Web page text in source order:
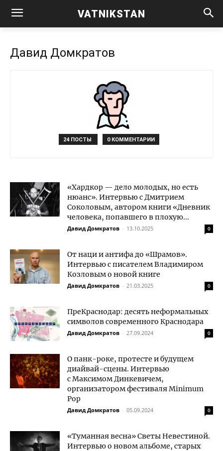
VATNIKSTAN
Давид Домкратов
24 ПОСТЫ 0 КОММЕНТАРИИ
«Хардкор — дело молодых, но есть
нюанс». Интервью с Дмитрием
Соколовым, автором книги «Дневник
человека, попавшего в плохую...
Давид Домкратов - 13.10.2025 0
От наци и антифа до «Шрамов».
Интервью с писателем Владимиром
Козловым о новой книге
Давид Домкратов - 21.03.2025 0
ПреКраснодар: десять неформальных
символов современного Краснодара
Давид Домкратов - 27.09.2024 0
О панк-роке, протесте и будущем
диайвай-сцены. Интервью
с Максимом Динкевичем,
организатором фестиваля Minimum
Pop
Давид Домкратов - 05.09.2024 0
«Туманная весна» Светы Невестиной.
Интервью о новом альбоме, старых